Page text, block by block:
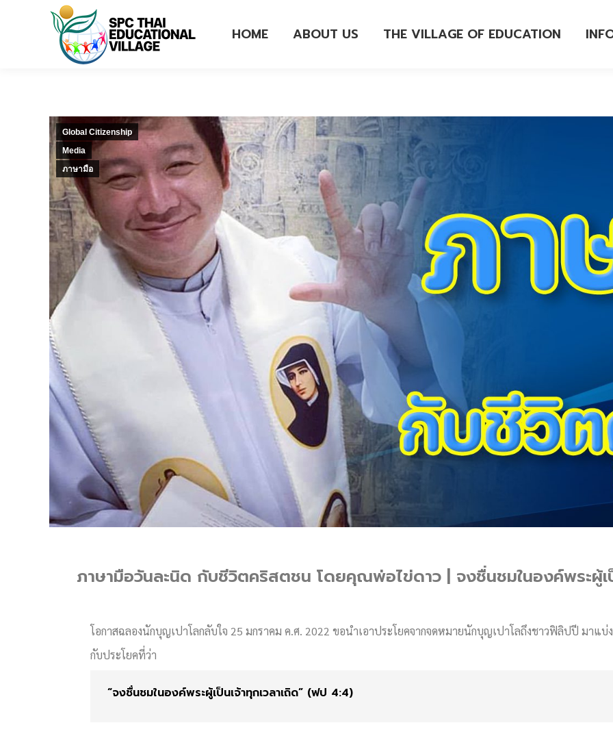
HOME ABOUT US THE VILLAGE OF EDUCATION
Global Citizenship
Media
ภาษามือ
ภาษามือวันละนิด กับชีวิตคริสตชน โดยคุณพ่อไข่ดาว | จงชื่นชมในองค์พระผู้เป็
โอกาสฉลองนักบุญเปาโลกลับใจ 25 มกราคม ค.ศ. 2022 ขอนำเอาประโยคจากจดหมายนักบุญเปาโลถึงชาวฟิลิปปี มา
กับประโยคที่ว่า
“จง​ชื่นชม​ใน​องค์​พระ​ผู้​เป็น​เจ้า​ทุกเวลา​เถิด” (ฟป 4:4)